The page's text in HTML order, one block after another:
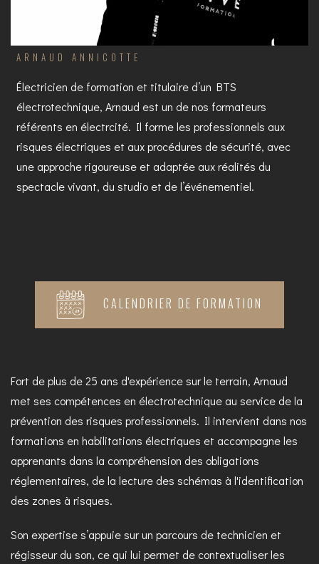
ARNAUD ANNICOTTE
Électricien de formation et titulaire d’un BTS
électrotechnique, Arnaud est un de nos formateurs
référents en électrcité. Il forme les professionnels aux
risques électriques et aux procédures de sécurité, avec
une approche rigoureuse et adaptée aux réalités du
spectacle vivant, du studio et de l’événementiel.
CALENDRIER DE FORMATION
Fort de plus de 25 ans d'expérience sur le terrain, Arnaud
met ses compétences en électrotechnique au service de la
prévention des risques professionnels. Il intervient dans nos
formations en habilitations électriques et accompagne les
apprenants dans la compréhension des obligations
réglementaires, de la lecture des schémas à l'identification
des zones à risques.
Son expertise s’appuie sur un parcours de technicien et
régisseur du son, ce qui lui permet de contextualiser les